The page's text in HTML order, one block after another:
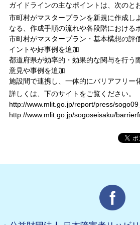
ガイドラインの主なポイントは、次のと
市町村がマスタープランを新規に作成し
なる、作成手順の流れや各段階における
市町村がマスタープラン・基本構想の評
イントや好事例を追加
都道府県が効率的・効果的な関与を行う
意見や事例を追加
施設間で連携し、一体的にバリアフリー
詳しくは、下のサイトをご覧ください。
http://www.mlit.go.jp/report/press/
http://www.mlit.go.jp/sogoseisaku/